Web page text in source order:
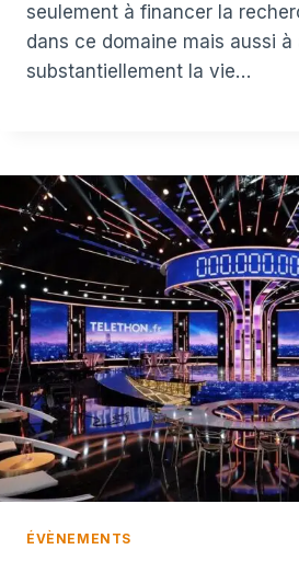
seulement à financer la
dans ce domaine mais aussi à
substantiellement la vie…
ÉVÈNEMENTS